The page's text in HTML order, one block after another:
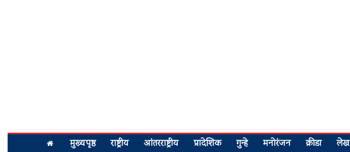
मुख्यपृष्ठ राष्ट्रीय आंतरराष्ट्रीय प्रादेशिक गुन्हे मनोरंजन क्रीडा लेख